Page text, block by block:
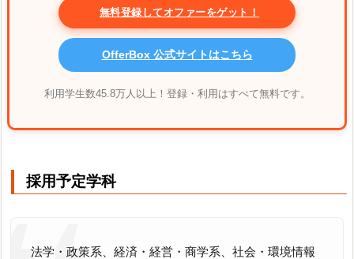
無料登録してオファーをゲット！
OfferBox 公式サイトはこちら
利用学生数45.8万人以上！登録・利用はすべて無料です。
採用予定学科
法学・政策系、経済・経営・商学系、社会・環境情報